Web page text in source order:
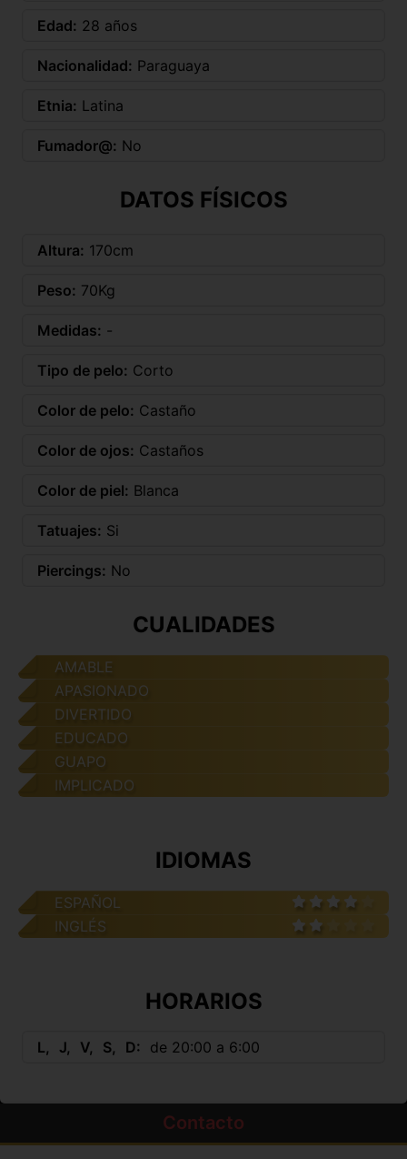
Edad: 28 años
Nacionalidad: Paraguaya
Etnia: Latina
Fumador@: No
DATOS FÍSICOS
Altura: 170cm
Peso: 70Kg
Medidas: -
Tipo de pelo: Corto
Color de pelo: Castaño
Color de ojos: Castaños
Color de piel: Blanca
Tatuajes: Si
Piercings: No
CUALIDADES
AMABLE
APASIONADO
DIVERTIDO
EDUCADO
GUAPO
IMPLICADO
IDIOMAS
ESPAÑOL
INGLÉS
HORARIOS
L J V S D de 20:00 a 6:00
Contacto